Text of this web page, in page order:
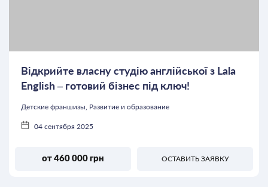
Відкрийте власну студію англійської з Lala
English – готовий бізнес під ключ!
Детские франшизы, Развитие и образование
04 сентября 2025
от 460 000 грн ОСТАВИТЬ ЗАЯВКУ